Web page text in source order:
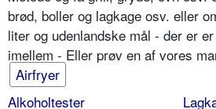
brød, boller og lagkage osv. eller
liter og udenlandske mål - der er
imellem - Eller prøv en af vores
Airfryer
Alkoholtester